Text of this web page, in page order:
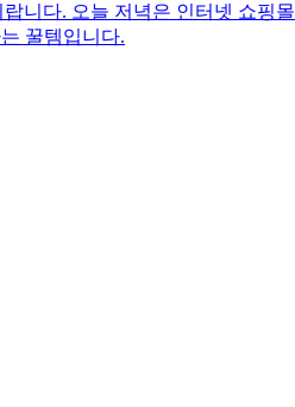
니다. 오늘 저녁은 인터넷 쇼핑
꿀템입니다.